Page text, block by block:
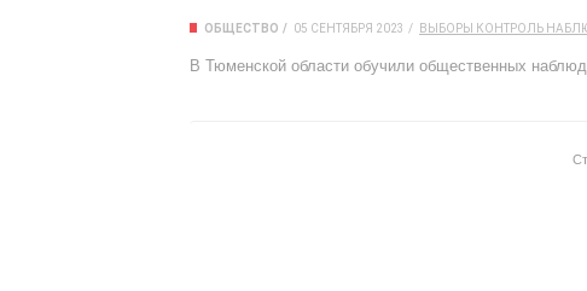
ОБЩЕСТВО 05 СЕНТЯБРЯ 2023 ВЫБОРЫ КОНТРОЛЬ
В Тюменской области обучили общественных